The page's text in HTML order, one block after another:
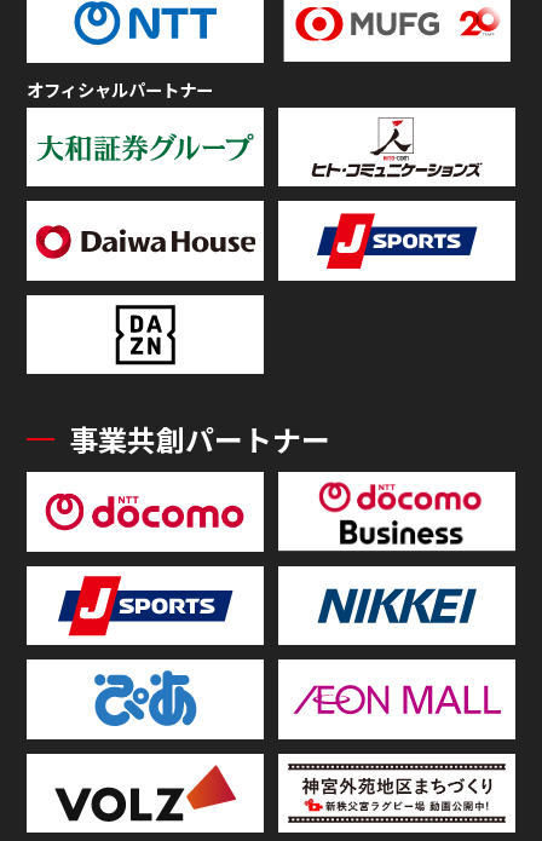
オフィシャルパートナー
事業共創パートナー